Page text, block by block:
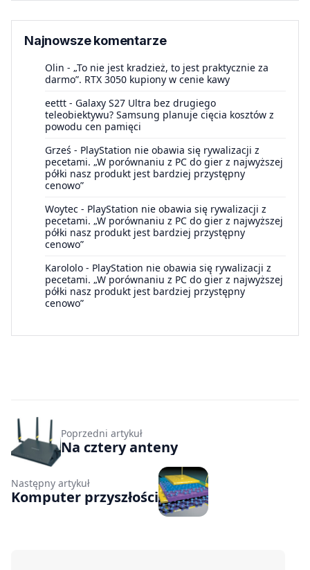
Najnowsze komentarze
Olin - „To nie jest kradzież, to jest praktycznie za
darmo”. RTX 3050 kupiony w cenie kawy
eettt - Galaxy S27 Ultra bez drugiego
teleobiektywu? Samsung planuje cięcia kosztów z
powodu cen pamięci
Grześ - PlayStation nie obawia się rywalizacji z
pecetami. „W porównaniu z PC do gier z najwyższej
półki nasz produkt jest bardziej przystępny
cenowo”
Woytec - PlayStation nie obawia się rywalizacji z
pecetami. „W porównaniu z PC do gier z najwyższej
półki nasz produkt jest bardziej przystępny
cenowo”
Karololo - PlayStation nie obawia się rywalizacji z
pecetami. „W porównaniu z PC do gier z najwyższej
półki nasz produkt jest bardziej przystępny
cenowo”
Poprzedni artykuł
Na cztery anteny
Następny artykuł
Komputer przyszłości